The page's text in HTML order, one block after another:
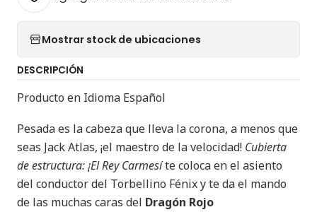
Mostrar stock de ubicaciones
DESCRIPCIÓN
Producto en Idioma Español
Pesada es la cabeza que lleva la corona, a menos que
seas Jack Atlas, ¡el maestro de la velocidad! Cubierta
de estructura: ¡El Rey Carmesíte coloca en el asiento
del conductor del Torbellino Fénix y te da el mando
de las muchas caras del Dragón Rojo